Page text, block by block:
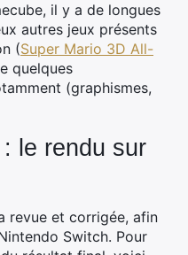
il y a de longues
autres jeux présents
(Super Mario 3D All-
quelques
(graphismes,
le rendu sur
revue et corrigée, afin
Switch. Pour